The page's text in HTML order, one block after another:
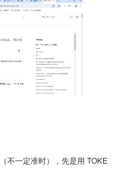
不一定准时），先是用 TOKE